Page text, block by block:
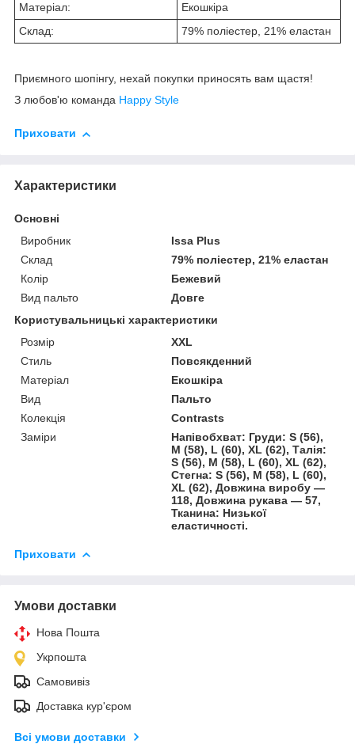
Матеріал:
Екошкіра
Склад:
79% поліестер, 21% еластан
Приємного шопінгу, нехай покупки приносять вам щастя!
З любов'ю команда Happy Style
Приховати
Характеристики
Основні
Виробник
Issa Plus
Склад
79% поліестер, 21% еластан
Колір
Бежевий
Вид пальто
Довге
Користувальницькі характеристики
Розмір
XXL
Стиль
Повсякденний
Матеріал
Екошкіра
Вид
Пальто
Колекція
Contrasts
Заміри
Напівобхват: Груди: S (56),
M (58), L (60), XL (62), Талія:
S (56), M (58), L (60), XL (62),
Стегна: S (56), M (58), L (60),
XL (62), Довжина виробу —
118, Довжина рукава — 57,
Тканина: Низької
еластичності.
Приховати
Умови доставки
Нова Пошта
Укрпошта
Самовивіз
Доставка кур'єром
Всі умови доставки